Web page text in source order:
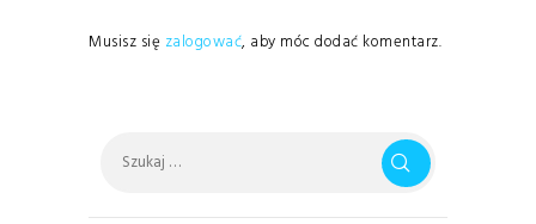
Musisz się zalogować, aby móc dodać komentarz.